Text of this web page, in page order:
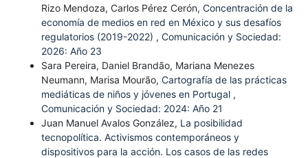
Rizo Mendoza, Carlos Pérez Cerón, Concentración de la
economía de medios en red en México y sus desafíos
regulatorios (2019-2022) , Comunicación y Sociedad:
2026: Año 23
Sara Pereira, Daniel Brandão, Mariana Menezes
Neumann, Marisa Mourão, Cartografía de las prácticas
mediáticas de niños y jóvenes en Portugal ,
Comunicación y Sociedad: 2024: Año 21
Juan Manuel Avalos González, La posibilidad
tecnopolítica. Activismos contemporáneos y
dispositivos para la acción. Los casos de las redes